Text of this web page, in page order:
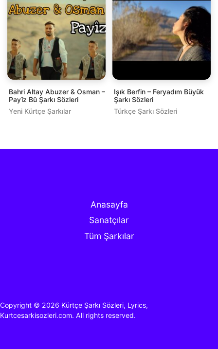
Bahri Altay Abuzer & Osman –
Payîz Bû Şarkı Sözleri
Yeni Kürtçe Şarkılar
Işık Berfin – Feryadım Büyük
Şarkı Sözleri
Türkçe Şarkı Sözleri
Anasayfa
Sanatçılar
Tüm Şarkılar
Copyright © 2026 Kürtçe Şarkı Sözleri, Lyrics,
Kurtcesarkisozleri.com. All rights reserved.